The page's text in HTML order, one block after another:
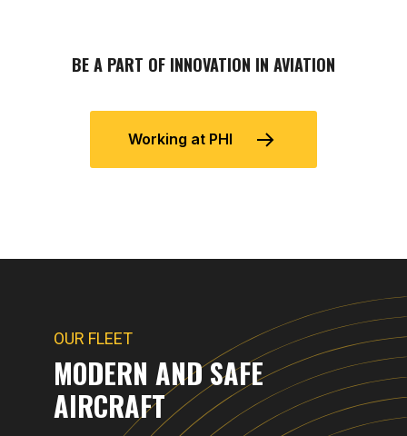
BE A PART OF INNOVATION IN AVIATION
Working at PHI
OUR FLEET
MODERN AND SAFE
AIRCRAFT